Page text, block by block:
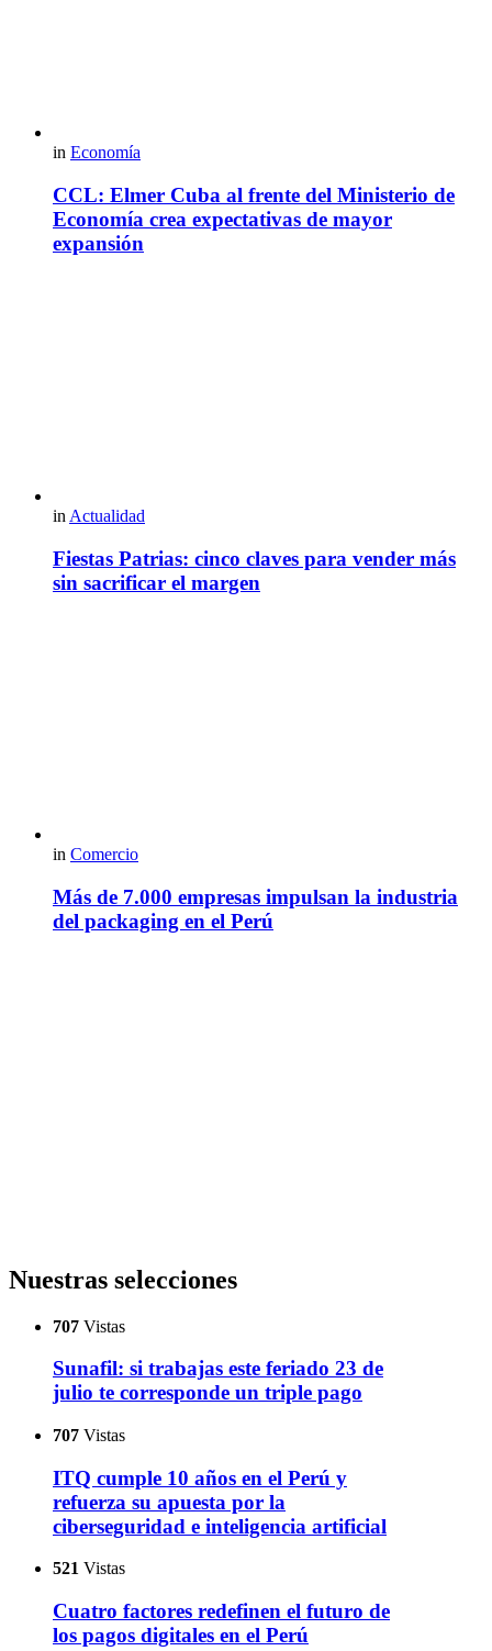
in Economía
CCL: Elmer Cuba al frente del Ministerio de
Economía crea expectativas de mayor
expansión
in Actualidad
Fiestas Patrias: cinco claves para vender más
sin sacrificar el margen
in Comercio
Más de 7.000 empresas impulsan la industria
del packaging en el Perú
Nuestras selecciones
707 Vistas
Sunafil: si trabajas este feriado 23 de
julio te corresponde un triple pago
707 Vistas
ITQ cumple 10 años en el Perú y
refuerza su apuesta por la
ciberseguridad e inteligencia artificial
521 Vistas
Cuatro factores redefinen el futuro de
los pagos digitales en el Perú